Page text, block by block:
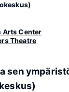
Arts Center
Theatre
sen